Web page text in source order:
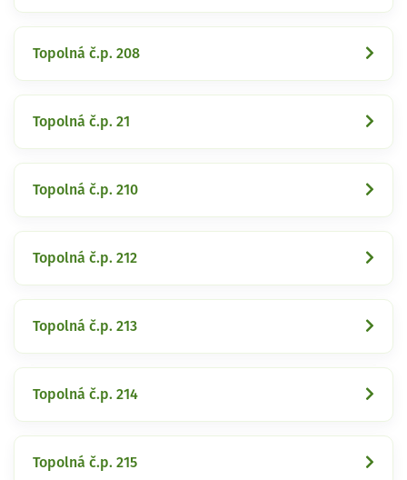
Topolná č.p. 208
Topolná č.p. 21
Topolná č.p. 210
Topolná č.p. 212
Topolná č.p. 213
Topolná č.p. 214
Topolná č.p. 215